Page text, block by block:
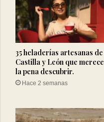
35 heladerías artesanas de
Castilla y León que merece
la pena descubrir.
Hace 2 semanas